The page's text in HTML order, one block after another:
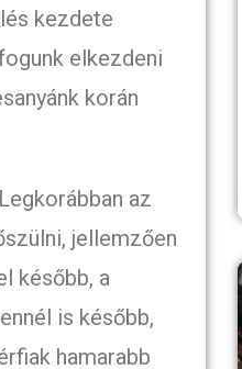
kezdete
elkezdeni
korán
az
jellemzően
később, a
is később,
hamarabb